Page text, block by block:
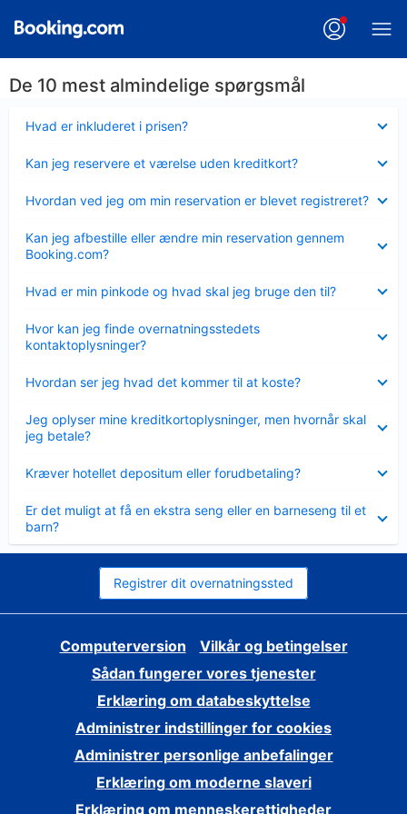
De 10 mest almindelige spørgsmål
Hvad er inkluderet i prisen?
Kan jeg reservere et værelse uden kreditkort?
Hvordan ved jeg om min reservation er blevet registreret?
Kan jeg afbestille eller ændre min reservation gennem
Booking.com?
Hvad er min pinkode og hvad skal jeg bruge den til?
Hvor kan jeg finde overnatningsstedets
kontaktoplysninger?
Hvordan ser jeg hvad det kommer til at koste?
Jeg oplyser mine kreditkortoplysninger, men hvornår skal
jeg betale?
Kræver hotellet depositum eller forudbetaling?
Er det muligt at få en ekstra seng eller en barneseng til et
barn?
Registrer dit overnatningssted
Computerversion
Vilkår og betingelser
Sådan fungerer vores tjenester
Erklæring om databeskyttelse
Administrer indstillinger for cookies
Administrer personlige anbefalinger
Erklæring om moderne slaveri
Erklæring om menneskerettigheder